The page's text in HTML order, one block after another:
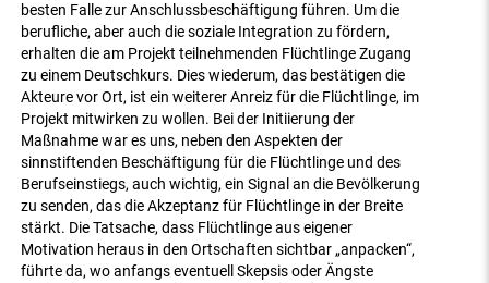
besten Falle zur Anschlussbeschäftigung führen. Um die
berufliche, aber auch die soziale Integration zu fördern,
erhalten die am Projekt teilnehmenden Flüchtlinge Zugang
zu einem Deutschkurs. Dies wiederum, das bestätigen die
Akteure vor Ort, ist ein weiterer Anreiz für die Flüchtlinge, im
Projekt mitwirken zu wollen. Bei der Initiierung der
Maßnahme war es uns, neben den Aspekten der
sinnstiftenden Beschäftigung für die Flüchtlinge und des
Berufseinstiegs, auch wichtig, ein Signal an die Bevölkerung
zu senden, das die Akzeptanz für Flüchtlinge in der Breite
stärkt. Die Tatsache, dass Flüchtlinge aus eigener
Motivation heraus in den Ortschaften sichtbar „anpacken“,
führte da, wo anfangs eventuell Skepsis oder Ängste